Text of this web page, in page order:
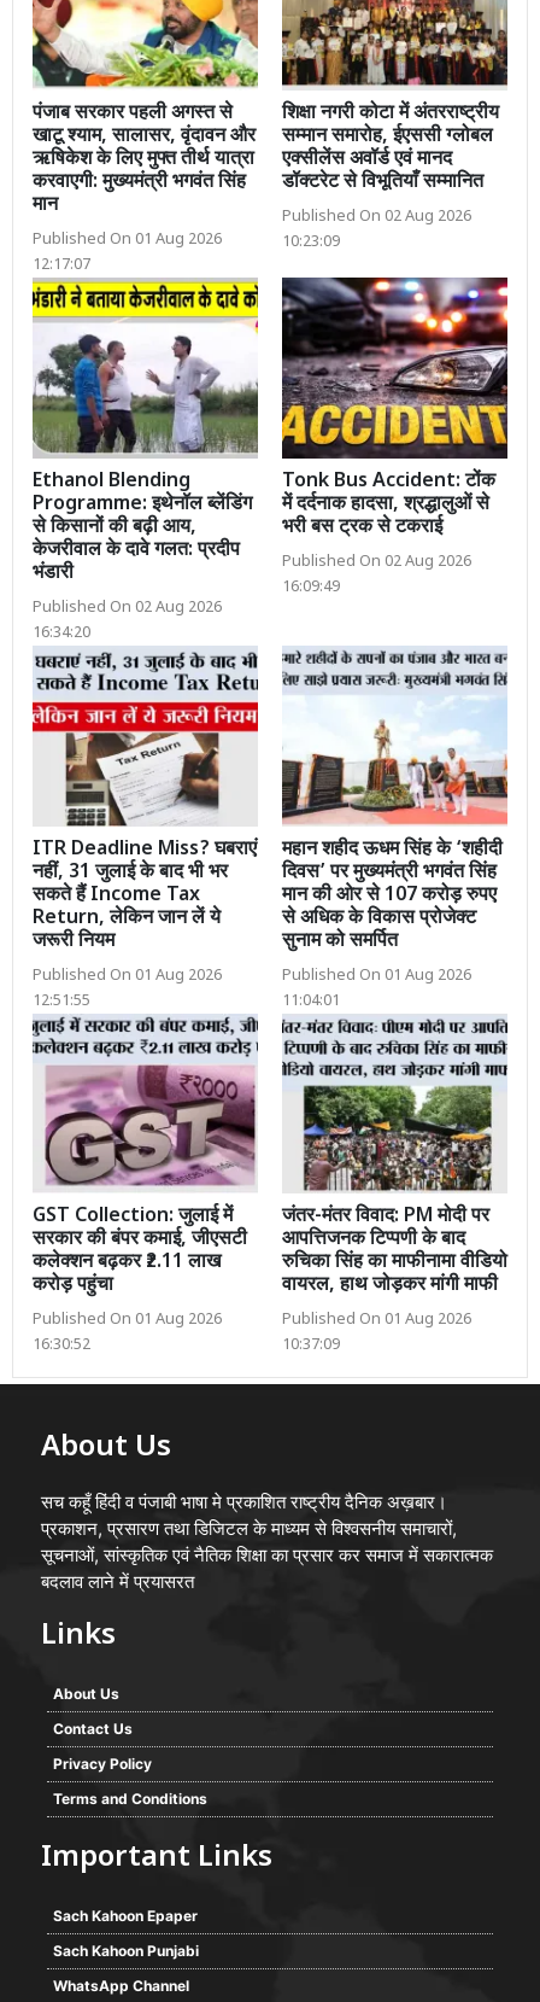
पंजाब सरकार पहली अगस्त से
खाटू श्याम, सालासर, वृंदावन और
ऋषिकेश के लिए मुफ्त तीर्थ यात्रा
करवाएगी: मुख्यमंत्री भगवंत सिंह
मान
Published On 01 Aug 2026
12:17:07
शिक्षा नगरी कोटा में अंतरराष्ट्रीय
सम्मान समारोह, ईएससी ग्लोबल
एक्सीलेंस अवॉर्ड एवं मानद
डॉक्टरेट से विभूतियाँ सम्मानित
Published On 02 Aug 2026
10:23:09
Ethanol Blending
Programme: इथेनॉल ब्लेंडिंग
से किसानों की बढ़ी आय,
केजरीवाल के दावे गलत: प्रदीप
भंडारी
Published On 02 Aug 2026
16:34:20
Tonk Bus Accident: टोंक
में दर्दनाक हादसा, श्रद्धालुओं से
भरी बस ट्रक से टकराई
Published On 02 Aug 2026
16:09:49
ITR Deadline Miss? घबराएं
नहीं, 31 जुलाई के बाद भी भर
सकते हैं Income Tax
Return, लेकिन जान लें ये
जरूरी नियम
Published On 01 Aug 2026
12:51:55
महान शहीद ऊधम सिंह के ‘शहीदी
दिवस’ पर मुख्यमंत्री भगवंत सिंह
मान की ओर से 107 करोड़ रुपए
से अधिक के विकास प्रोजेक्ट
सुनाम को समर्पित
Published On 01 Aug 2026
11:04:01
GST Collection: जुलाई में
सरकार की बंपर कमाई, जीएसटी
कलेक्शन बढ़कर ₹2.11 लाख
करोड़ पहुंचा
Published On 01 Aug 2026
16:30:52
जंतर-मंतर विवाद: PM मोदी पर
आपत्तिजनक टिप्पणी के बाद
रुचिका सिंह का माफीनामा वीडियो
वायरल, हाथ जोड़कर मांगी माफी
Published On 01 Aug 2026
10:37:09
About Us
सच कहूँ हिंदी व पंजाबी भाषा मे प्रकाशित राष्ट्रीय दैनिक अख़बार।
प्रकाशन, प्रसारण तथा डिजिटल के माध्यम से विश्वसनीय समाचारों,
सूचनाओं, सांस्कृतिक एवं नैतिक शिक्षा का प्रसार कर समाज में सकारात्मक
बदलाव लाने में प्रयासरत
Links
About Us
Contact Us
Privacy Policy
Terms and Conditions
Important Links
Sach Kahoon Epaper
Sach Kahoon Punjabi
WhatsApp Channel